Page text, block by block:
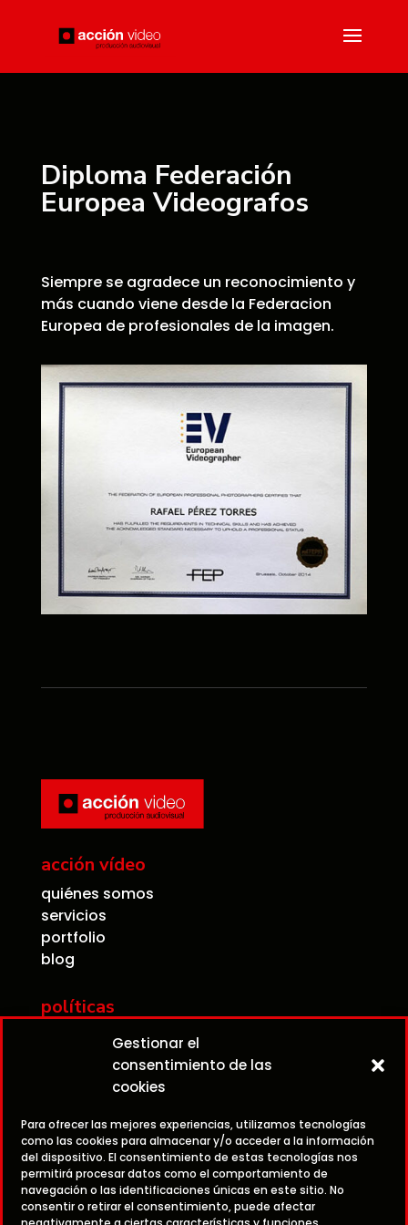
Gestionar el
consentimiento de las
cookies
Para ofrecer las mejores experiencias, utilizamos tecnologías
como las cookies para almacenar y/o acceder a la información
del dispositivo. El consentimiento de estas tecnologías nos
permitirá procesar datos como el comportamiento de
navegación o las identificaciones únicas en este sitio. No
consentir o retirar el consentimiento, puede afectar
Diploma Federación
Europea Videografos
Siempre se agradece un reconocimiento y
más cuando viene desde la Federacion
Europea de profesionales de la imagen.
acción vídeo
quiénes somos
servicios
portfolio
blog
políticas
aviso legal
política de privacidad
 979 07 02 03
 609 96 25 94